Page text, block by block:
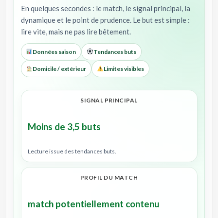
En quelques secondes : le match, le signal principal, la
dynamique et le point de prudence. Le but est simple :
lire vite, mais ne pas lire bêtement.
Données saison Tendances buts
Domicile / extérieur Limites visibles
SIGNAL PRINCIPAL
Moins de 3,5 buts
Lecture issue des tendances buts.
PROFIL DU MATCH
match potentiellement contenu